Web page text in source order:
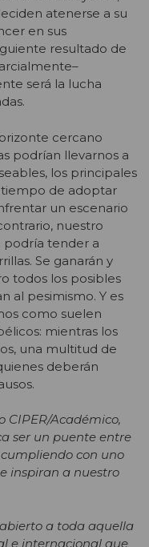
atenerse a su
en sus
resultado de
será la lucha
cercano
podrían llevarnos a
los principales
de adoptar
un escenario
nuestro
tender a
Se ganarán y
todos los posibles
al pesimismo. Y es
como suelen
mientras los
una multitud de
deberán
CIPER/Académico,
ser un puente entre
con uno
inspiran a nuestro
a toda aquella
e internacional que